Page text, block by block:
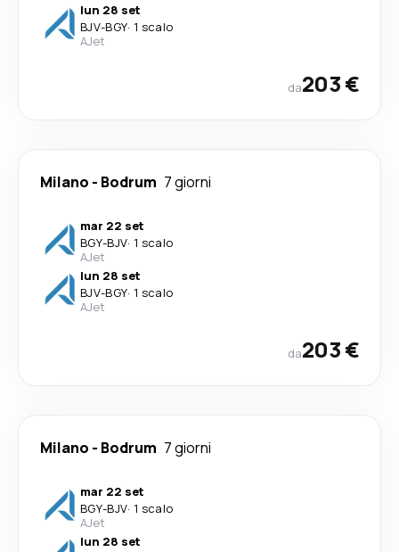
lun 28 set
BJV-BGY· 1 scalo
AJet
da203 €
Milano - Bodrum 7 giorni
mar 22 set
BGY-BJV· 1 scalo
AJet
lun 28 set
BJV-BGY· 1 scalo
AJet
da203 €
Milano - Bodrum 7 giorni
mar 22 set
BGY-BJV· 1 scalo
AJet
lun 28 set